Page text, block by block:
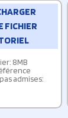
FICHIER
8MB
admises: